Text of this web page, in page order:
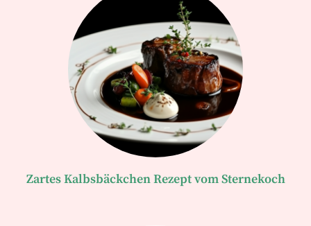
Zartes Kalbsbäckchen Rezept vom Sternekoch